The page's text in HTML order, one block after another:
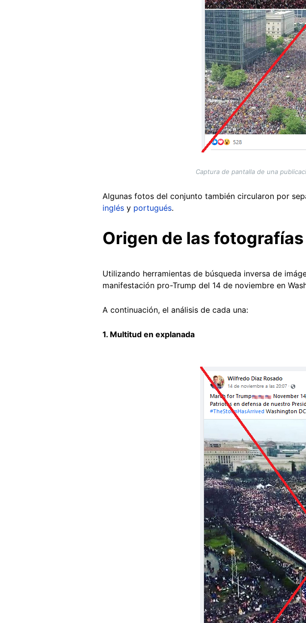
Captura de pantalla de una
Algunas fotos del conjunto también circularon por
inglés y portugués.
Origen de las fotografías
Utilizando herramientas de búsqueda inversa de
manifestación pro-Trump del 14 de noviembre en
A continuación, el análisis de cada una:
1. Multitud en explanada